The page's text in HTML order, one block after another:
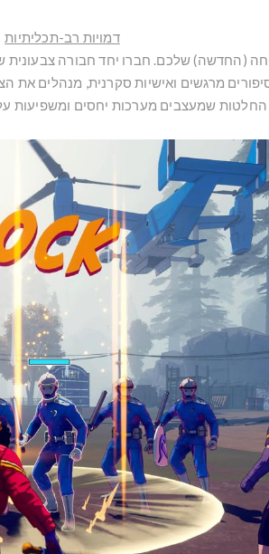
דמויות רב-תכליתיות
(החדשה) שלכם. חברו יחד חבורה צבעונית
מרגשים ואישיות סקרנית, מנהלים את
שמעצבים מערכות יחסים ומשפיעות